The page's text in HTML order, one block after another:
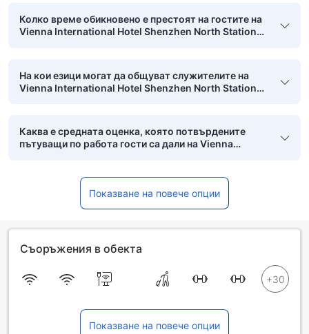
Колко време обикновено е престоят на гостите на
Vienna International Hotel Shenzhen North Station
На кои езици могат да общуват служителите на
Vienna International Hotel Shenzhen North Station
Каква е средната оценка, която потвърдените
пътуващи по работа гости са дали на Vienna
Показване на повече опции
Съоръжения в обекта
Показване на повече опции